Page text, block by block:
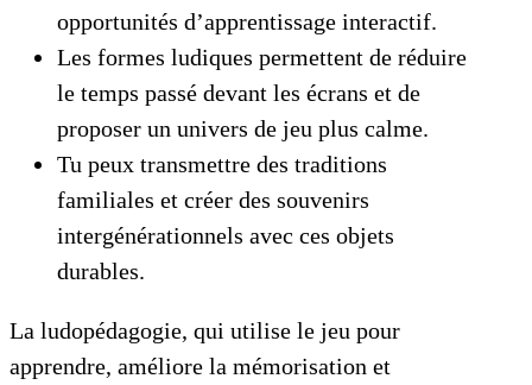
opportunités d’apprentissage interactif.
Les formes ludiques permettent de réduire
le temps passé devant les écrans et de
proposer un univers de jeu plus calme.
Tu peux transmettre des traditions
familiales et créer des souvenirs
intergénérationnels avec ces objets
durables.
La ludopédagogie, qui utilise le jeu pour
apprendre, améliore la mémorisation et